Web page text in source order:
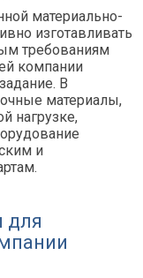
материально-
изготавливать
м требованиям
компании
В
материалы,
нагрузке,
и
для